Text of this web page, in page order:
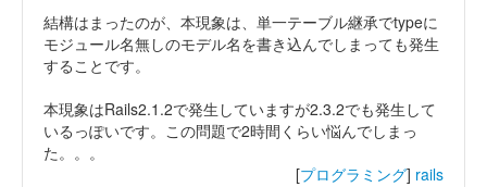
結構はまったのが、本現象は、単一テーブル継承でtypeに
モジュール名無しのモデル名を書き込んでしまっても発生
することです。
本現象はRails2.1.2で発生していますが2.3.2でも発生して
いるっぽいです。この問題で2時間くらい悩んでしまっ
た。。。
[プログラミング] rails